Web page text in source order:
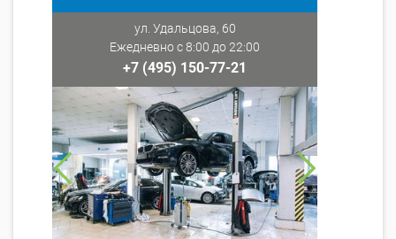
ул. Удальцова, 60
Ежедневно с 8:00 до 22:00
+7 (495) 150-77-21